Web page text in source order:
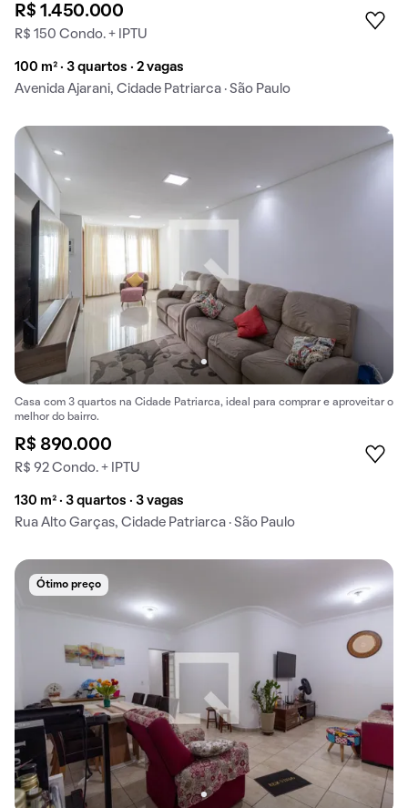
R$ 1.450.000
R$ 150 Condo. + IPTU
100 m² · 3 quartos · 2 vagas
Avenida Ajarani, Cidade Patriarca · São Paulo
Casa com 3 quartos na Cidade Patriarca, ideal para comprar e aproveitar o
melhor do bairro.
R$ 890.000
R$ 92 Condo. + IPTU
130 m² · 3 quartos · 3 vagas
Rua Alto Garças, Cidade Patriarca · São Paulo
Ótimo preço